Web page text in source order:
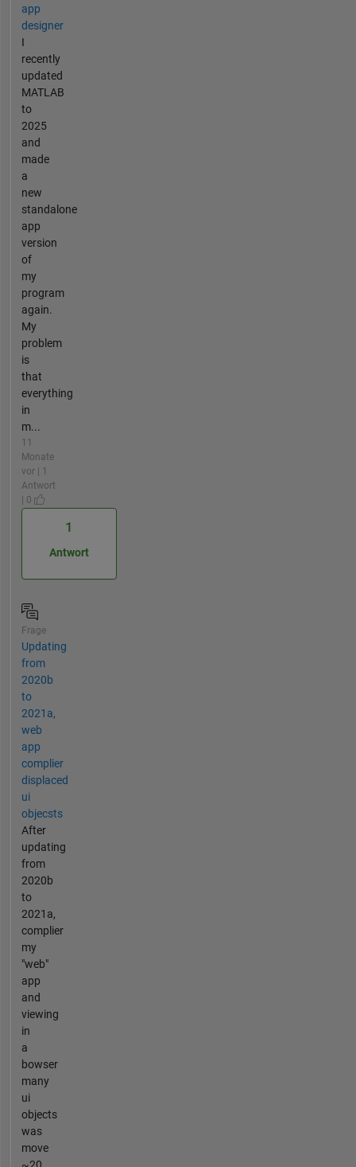
app
designer
I
recently
updated
MATLAB
to
2025
and
made
a
new
standalone
app
version
of
my
program
again.
My
problem
is
that
everything
in
m...
11
Monate
vor | 1
Antwort
| 0
1
Antwort
Frage
Updating
from
2020b
to
2021a,
web
app
complier
displaced
ui
objecsts
After
updating
from
2020b
to
2021a,
complier
my
"web"
app
and
viewing
in
a
bowser
many
ui
objects
was
move